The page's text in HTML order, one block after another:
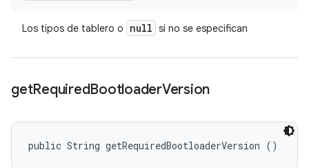
Los tipos de tablero o null si no se especifican
getRequiredBootloaderVersion
public String getRequiredBootloaderVersion ()